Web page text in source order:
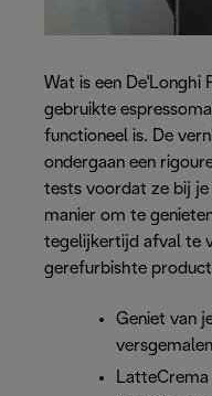
Wat is een De'Longhi
gebruikte
functioneel is. De
ondergaan een
tests voordat ze bij je
manier om te
tegelijkertijd afval te
gerefurbishte
Geniet van